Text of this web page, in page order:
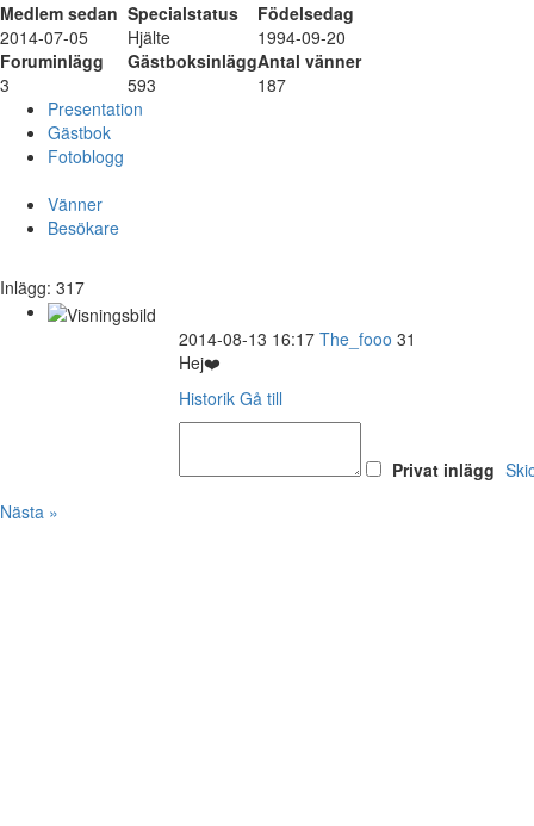
Medlem sedan Specialstatus
Födelsedag
2014-07-05
Hjälte
1994-09-20
Foruminlägg
GästboksinläggAntal vänner
3
593
187
Presentation
Gästbok
Fotoblogg
Vänner
Besökare
Inlägg: 317
2014-08-13 16:17 The_fooo 31
Hej❤️
Historik Gå till
Privat inlägg
Nästa »